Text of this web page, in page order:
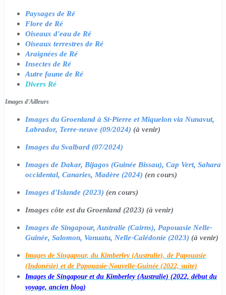
Paysages de Ré
Flore de Ré
Oiseaux d'eau de Ré
Oiseaux terrestres de Ré
Araignées de Ré
Insectes de Ré
Autre faune de Ré
Divers Ré
Images d'Ailleurs
Images du Groenland à St-Pierre et Miquelon via Nunavut,
Labrador, Terre-neuve (09/2024) (à venir)
Images du Svalbard (07/2024)
Images de Dakar, Bijagos (Guinée Bissau), Cap Vert, Sahara
occidental, Canaries, Madère (2024) (en cours)
Images d'Islande (2023) (en cours)
Images côte est du Groenland (2023) (à venir)
Images de Singapour, Australie (Cairns), Papouasie Nelle-
Guinée, Salomon, Vanuatu, Nelle-Calédonie (2023) (à venir)
Images de Singapour, du Kimberley (Australie), de Papouasie
(Indonésie) et de Papouasie-Nouvelle-Guinée (2022, suite)
Images de Singapour et du Kimberley (Australie) (2022, début du
voyage, ancien blog)